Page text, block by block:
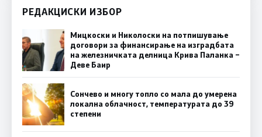
РЕДАКЦИСКИ ИЗБОР
Мицкоски и Николоски на потпишување
договори за финансирање на изградбата
на железничката делница Крива Паланка –
Деве Баир
Сончево и многу топло со мала до умерена
локална облачност, температурата до 39
степени